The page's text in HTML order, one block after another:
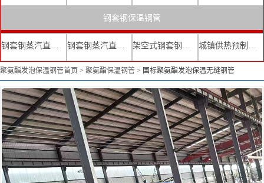
钢套钢保温钢管
钢套钢蒸汽直埋复合保温管 钢套钢蒸汽直埋保温管厂家 架空式钢套钢保温管 城镇供热预制直埋蒸汽保温管
聚氨酯发泡保温钢管首页 > 聚氨酯保温钢管 > 国标聚氨酯发泡保温无缝钢管